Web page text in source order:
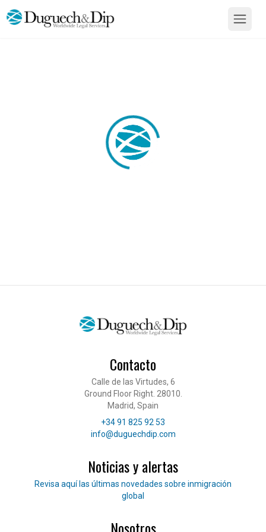
Contacto
Calle de las Virtudes, 6
Ground Floor Right. 28010.
Madrid, Spain
Teléfono
+34 91 825 92 53
Correo electrónico
info@duguechdip.com
Noticias y alertas
Lee nuestras noticias
Revisa aquí las últimas novedades sobre inmigración
global